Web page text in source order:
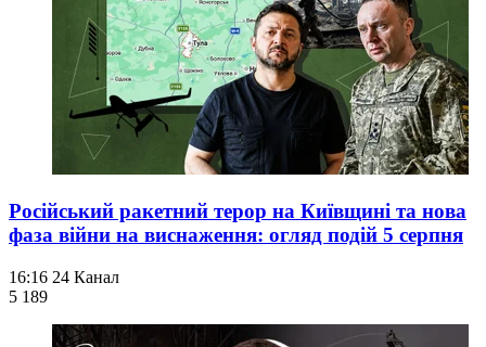
Російський ракетний терор на Київщині та нова
фаза війни на виснаження: огляд подій 5 серпня
16:16 24 Канал
5 189